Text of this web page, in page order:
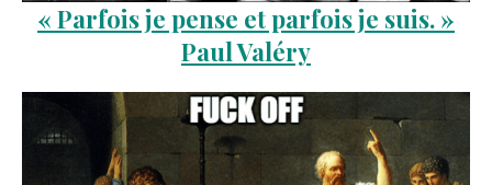
« Parfois je pense et parfois je suis. »
Paul Valéry